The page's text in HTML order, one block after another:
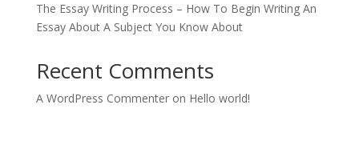
The Essay Writing Process – How To Begin Writing An
Essay About A Subject You Know About
Recent Comments
A WordPress Commenteron Hello world!